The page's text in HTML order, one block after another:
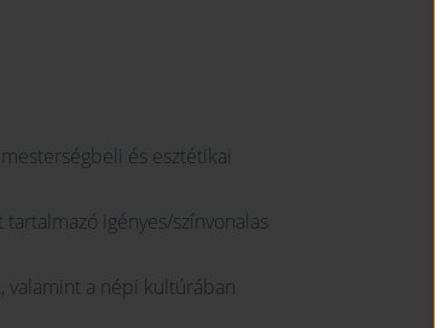
és esztétikai
igényes/színvonalas
a népi kultúrában